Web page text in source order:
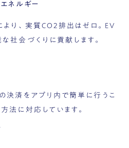
ネルギー
より、実質CO2排出はゼロ。EV
社会づくりに貢献します。
決済をアプリ内で簡単に行うこ
法に対応しています。